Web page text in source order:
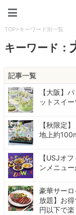
TOP>キーワード別一覧
キーワード：
記事一覧
【大阪】
ットスイ
【秋限定
地上約
【USJオ
ンメニュ
豪華サー
放題】お
円以下で楽